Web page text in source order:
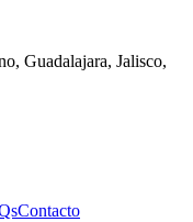
Guadalajara, Jalisco,
Contacto